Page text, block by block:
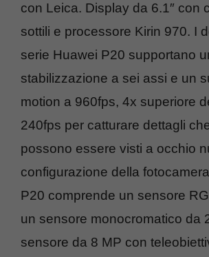
con Leica. Display da 6.1″ con
sottili e processore Kirin 970. I
serie Huawei P20 supportano
stabilizzazione a sei assi e un
motion a 960fps, 4x superiore
240fps per catturare dettagli
possono essere visti a occhio
configurazione della
P20 comprende un sensore
un sensore monocromatico da
sensore da 8 MP con